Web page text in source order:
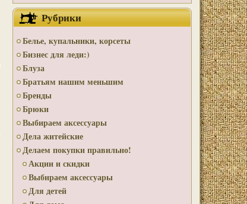
Рубрики
Белье, купальники, корсеты
Бизнес для леди:)
Блуза
Братьям нашим меньшим
Бренды
Брюки
Выбираем аксессуары
Дела житейские
Делаем покупки правильно!
Акции и скидки
Выбираем аксессуары
Для детей